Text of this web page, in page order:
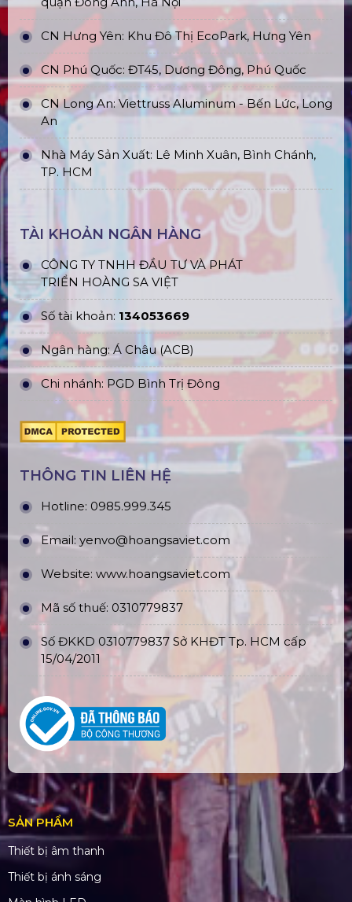
CN Hưng Yên: Khu Đô Thị EcoPark, Hưng Yên
CN Phú Quốc: ĐT45, Dương Đông, Phú Quốc
CN Long An: Viettruss Aluminum - Bến Lức, Long
An
Nhà Máy Sản Xuất: Lê Minh Xuân, Bình Chánh,
TP. HCM
TÀI KHOẢN NGÂN HÀNG
CÔNG TY TNHH ĐẦU TƯ VÀ PHÁT
TRIỂN HOÀNG SA VIỆT
Số tài khoản: 134053669
Ngân hàng: Á Châu (ACB)
Chi nhánh: PGD Bình Trị Đông
THÔNG TIN LIÊN HỆ
Hotline: 0985.999.345
Email: yenvo@hoangsaviet.com
Website: www.hoangsaviet.com
Mã số thuế: 0310779837
Số ĐKKD 0310779837 Sở KHĐT Tp. HCM cấp
15/04/2011
SẢN PHẨM
Thiết bị âm thanh
Thiết bị ánh sáng